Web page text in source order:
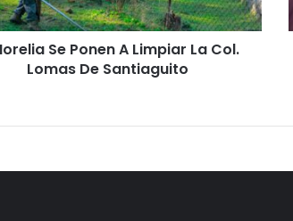
Se Ponen A Limpiar La Col.
Lomas De Santiaguito